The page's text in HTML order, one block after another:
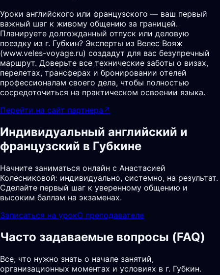
Уроки английского или французского — ваш первый
важный шаг к живому общению за границей.
Планируете долгожданный отпуск или деловую
поездку из г. Губкин? Эксперты из Велес Вояж
(www.veles-voyage.ru) создадут для вас безупречный
маршрут. Доверьте все технические заботы о визах,
перелетах, трансферах и бронировании отелей
профессионалам своего дела, чтобы полностью
сосредоточиться на практическом освоении языка.
Перейти на сайт партнера ↗
Индивидуальный английский и
французский в Губкине
Начните заниматься онлайн с Анастасией
Колесниковой: индивидуально, системно, на результат.
Сделайте первый шаг к уверенному общению и
высоким баллам на экзаменах.
Записаться на урокО преподавателе
Часто задаваемые вопросы (FAQ)
Все, что нужно знать о начале занятий,
организационных моментах и условиях в г. Губкин.